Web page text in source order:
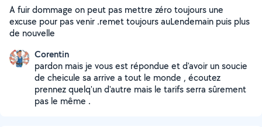
A fuir dommage on peut pas mettre zéro toujours une
excuse pour pas venir .remet toujours auLendemain puis plus
de nouvelle
Corentin
pardon mais je vous est répondue et d'avoir un soucie
de cheicule sa arrive a tout le monde , écoutez
prennez quelq'un d'autre mais le tarifs serra sûrement
pas le même .